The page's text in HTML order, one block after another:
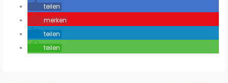
teilen
merken
teilen
teilen